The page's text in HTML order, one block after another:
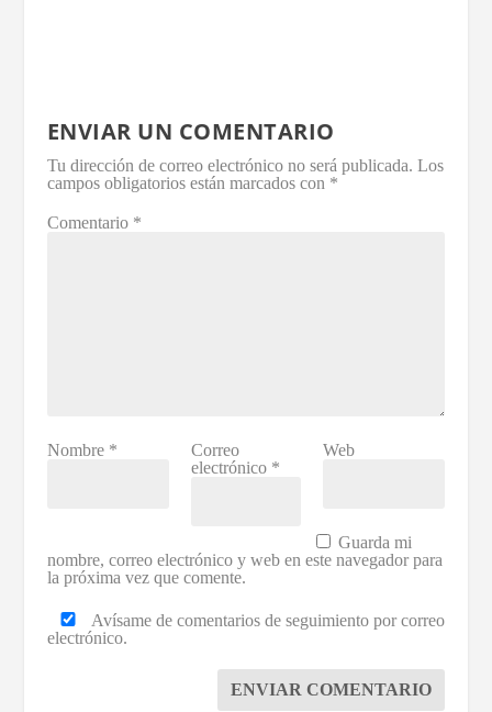
ENVIAR UN COMENTARIO
Tu dirección de correo electrónico no será publicada. Los
campos obligatorios están marcados con *
Comentario *
Nombre *
Correo
electrónico *
Web
Guarda mi
nombre, correo electrónico y web en este navegador para
la próxima vez que comente.
Avísame de comentarios de seguimiento por correo
electrónico.
ENVIAR COMENTARIO